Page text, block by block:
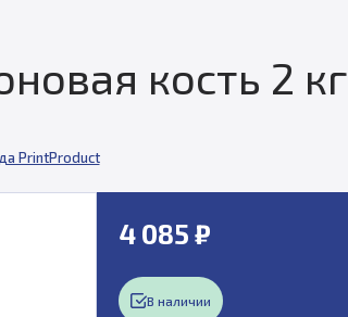
кость 2 кг
PrintProduct
4 085 ₽
В наличии